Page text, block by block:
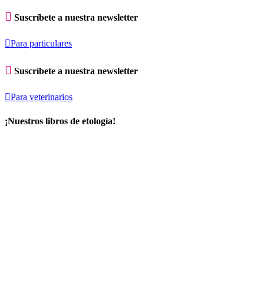
 Suscríbete a nuestra newsletter
Para particulares
 Suscríbete a nuestra newsletter
Para veterinarios
¡Nuestros libros de etología!